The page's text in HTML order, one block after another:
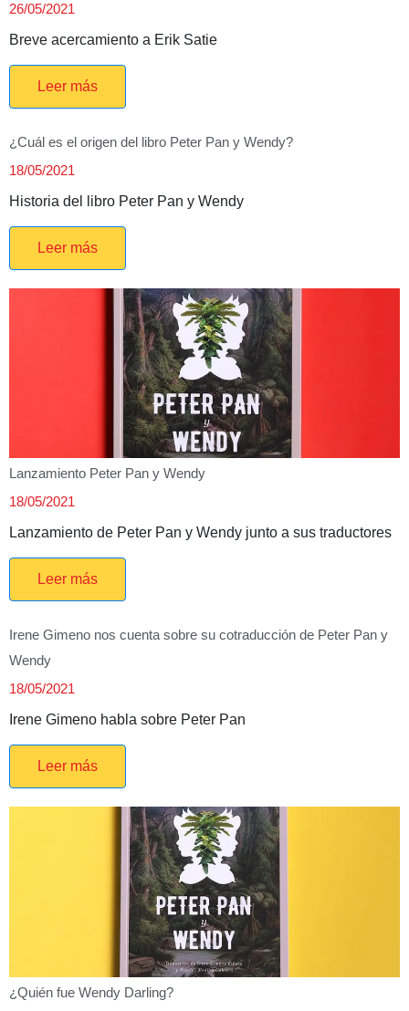
26/05/2021
Breve acercamiento a Erik Satie
Leer más
¿Cuál es el origen del libro Peter Pan y Wendy?
18/05/2021
Historia del libro Peter Pan y Wendy
Leer más
Lanzamiento Peter Pan y Wendy
18/05/2021
Lanzamiento de Peter Pan y Wendy junto a sus traductores
Leer más
Irene Gimeno nos cuenta sobre su cotraducción de Peter Pan y
Wendy
18/05/2021
Irene Gimeno habla sobre Peter Pan
Leer más
¿Quién fue Wendy Darling?